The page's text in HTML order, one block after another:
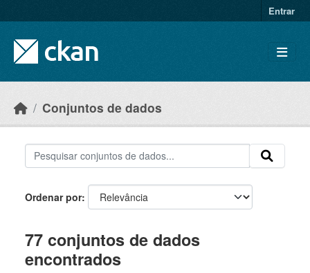
Entrar
Conjuntos de dados
Ordenar por
77 conjuntos de dados
encontrados